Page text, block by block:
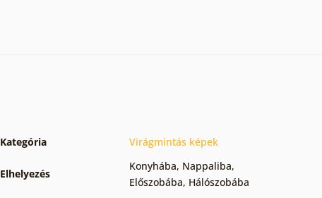
Kategória Virágmintás képek
Elhelyezés
Konyhába, Nappaliba,
Előszobába, Hálószobába